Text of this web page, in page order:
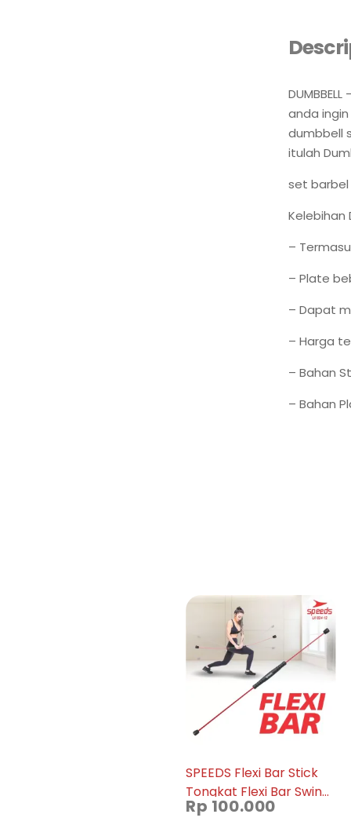
anda
dumbbell
itulah
set barbel
Kelebihan
–
– Plate
– Dapat
– Harga
– Bahan
– Bahan
SPEEDS Flexi Bar Stick
Tongkat Flexi Bar Swing
Training Workout Untuk
Rp 100.000